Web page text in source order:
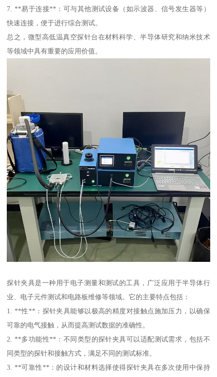
7. **易于连接**：可与其他测试设备（如示波器、信号发生器等）
快速连接，便于进行综合测试。
总之，微型高低温真空探针台在材料科学、半导体研究和纳米技术
等领域中具有重要的应用价值。
探针夹具是一种用于电子测量和测试的工具，广泛应用于半导体行
业、电子元件测试和电路板维修等领域。它的主要特点包括：
1. **性**：探针夹具能够以极高的精度对接触点施加压力，以确保
可靠的电气接触，从而提高测试数据的准确性。
2. **多功能性**：不同类型的探针夹具可以适配测试需求，包括不
同类型的探针和接触方式，满足不同的测试标准。
3. **可靠性**：的设计和材料选择使得探针夹具在多次使用中保持